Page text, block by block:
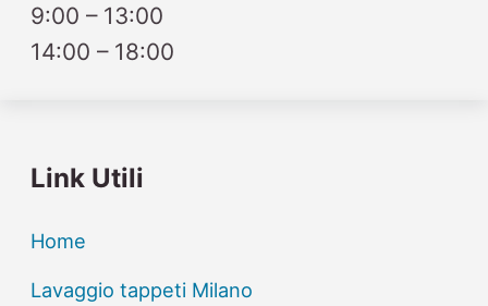
9:00 – 13:00
14:00 – 18:00
Link Utili
Home
Lavaggio tappeti Milano